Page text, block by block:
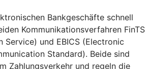
Bankgeschäfte schnell
Kommunikationsverfahren FinTS
Service) und EBICS (Electronic
Standard). Beide sind
Zahlungsverkehr und regeln die